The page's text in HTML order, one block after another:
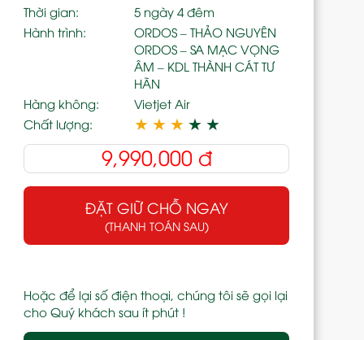
Thời gian:
5 ngày 4 đêm
Hành trình:
ORDOS – THẢO NGUYÊN
ORDOS – SA MẠC VỌNG
ÂM – KDL THÀNH CÁT TƯ
HÃN
Hàng không:
Vietjet Air
Chất lượng:
★ ★ ★ ★ ★
9,990,000đ
ĐẶT GIỮ CHỖ NGAY
(THANH TOÁN SAU)
Hoặc để lại số điện thoại, chúng tôi sẽ gọi lại
cho Quý khách sau ít phút !